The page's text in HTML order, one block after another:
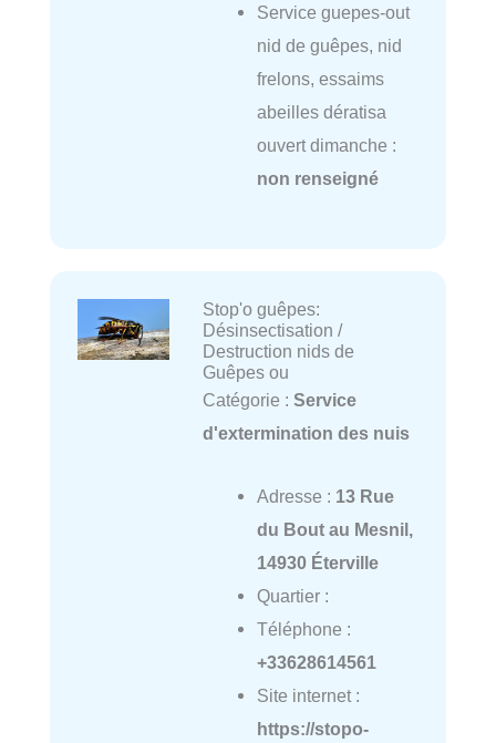
Service guepes-out
nid de guêpes, nid
frelons, essaims
abeilles dératisa
ouvert dimanche :
non renseigné
Stop'o guêpes:
Désinsectisation /
Destruction nids de
Guêpes ou
Catégorie : Service
d'extermination des nuis
Adresse : 13 Rue
du Bout au Mesnil,
14930 Éterville
Quartier :
Téléphone :
+33628614561
Site internet :
https://stopo-